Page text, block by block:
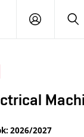
PŘIHLÁSIT
2026/2027